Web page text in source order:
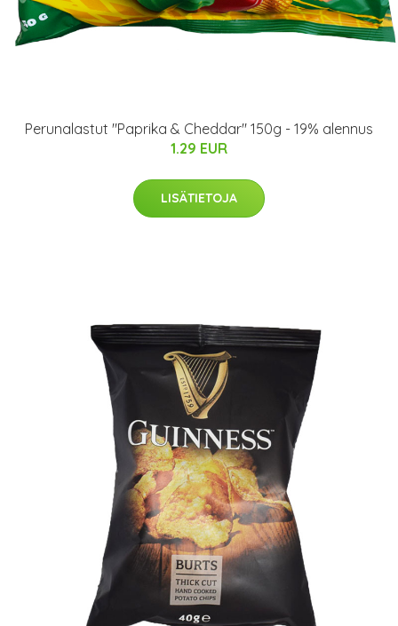
Perunalastut "Paprika & Cheddar" 150g - 19% alennus
1.29 EUR
LISÄTIETOJA